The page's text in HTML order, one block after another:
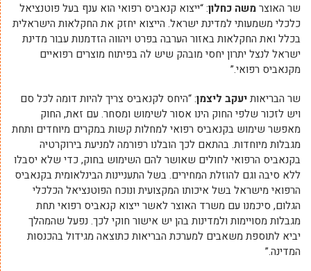
שר האוצרמשה כחלון: “ייצוא קנאביס רפואי הוא ענף בעל פוטנציאל
כלכלי משמעותי למדינת ישראל. הייצוא יחזק את החקלאות הישראלית
בכלל ואת החקלאות באזור הערבה בפרט ויהווה הזדמנות עבור מדינת
ישראל לנצל יתרון יחסי מובהק שיש לה בפיתוח מוצרים רפואיים
מקנאביס רפואי.”
שר הבריאותיעקב ליצמן: “היחס לקנאביס צריך להיות דומה לכל סם
ויש לזכור שלפי החוק הינו אסור לשימוש ומסחר. עם זאת, החוק
מאפשר שימוש בקנאביס רפואי למחלות קשות במקרים מיוחדים ותחת
מגבלות מיוחדות. בהתאם לכך הובלנו רפורמה למניעת בירוקרטיה
בקנאביס הרפואי לחולים שאושר להם השימוש בחוק, כדי שלא יסבלו
ללא סיבה וגם להוזלת המחירים. בשל התעניינות הבינלאומית בקנאביס
הרפואי מישראל בשל איכותו המקצועית ונוכח הפוטנציאל הכלכלי
הגלום, סיכמנו עם משרד האוצר לאשר ייצוא קנאביס רפואי תחת
מגבלות מסויימות ולמדינות בהן יש אישור חוקי לכך. נפעל שהמהלך
יביא לתוספת משאבים למערכת הבריאות כתוצאה מגידול בהכנסות
המדינה.”